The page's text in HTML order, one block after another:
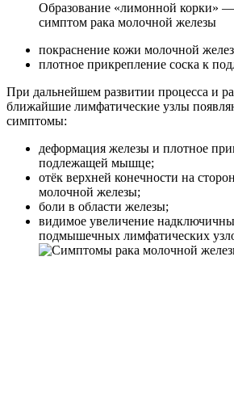
Образование «лимонной корки»
симптом рака молочной железы
покраснение кожи молочной
плотное прикрепление соска к
При дальнейшем развитии процесса и
ближайшие лимфатические узлы
симптомы:
деформация железы и плотное
подлежащей мышце;
отёк верхней конечности на
молочной железы;
боли в области железы;
видимое увеличение
подмышечных лимфатических